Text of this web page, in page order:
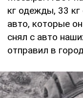
кг одежды, 33 кг
авто, которые
снял с авто
отправил в